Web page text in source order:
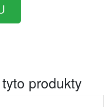
produkty